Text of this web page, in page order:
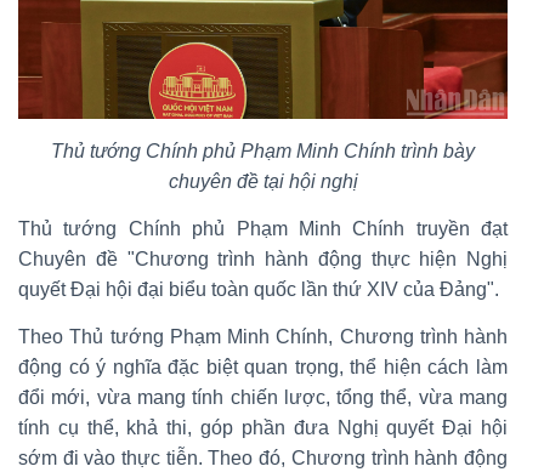
Thủ tướng Chính phủ Phạm Minh Chính trình bày
chuyên đề tại hội nghị
Thủ tướng Chính phủ Phạm Minh Chính truyền đạt
Chuyên đề "Chương trình hành động thực hiện Nghị
quyết Đại hội đại biểu toàn quốc lần thứ XIV của Đảng".
Theo Thủ tướng Phạm Minh Chính, Chương trình hành
động có ý nghĩa đặc biệt quan trọng, thể hiện cách làm
đổi mới, vừa mang tính chiến lược, tổng thể, vừa mang
tính cụ thể, khả thi, góp phần đưa Nghị quyết Đại hội
sớm đi vào thực tiễn. Theo đó, Chương trình hành động